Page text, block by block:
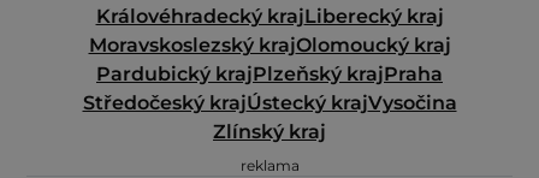
Královéhradecký krajLiberecký kraj
Moravskoslezský krajOlomoucký kraj
Pardubický krajPlzeňský krajPraha
Středočeský krajÚstecký krajVysočina
Zlínský kraj
reklama